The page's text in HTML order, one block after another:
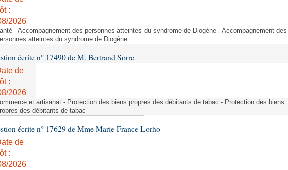
:
2026
- Accompagnement des personnes atteintes du syndrome de Diogène - Accompagnement des
atteintes du syndrome de Diogène
écrite n° 17490 de M. Bertrand Sorre
de
:
2026
et artisanat - Protection des biens propres des débitants de tabac - Protection des biens
des débitants de tabac
écrite n° 17629 de Mme Marie-France Lorho
de
:
2026